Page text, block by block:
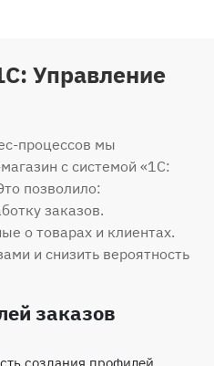
Управление
процессов мы
с системой «1С:
позволило:
заказов.
о товарах и клиентах.
и снизить вероятность
заказов
создания профилей